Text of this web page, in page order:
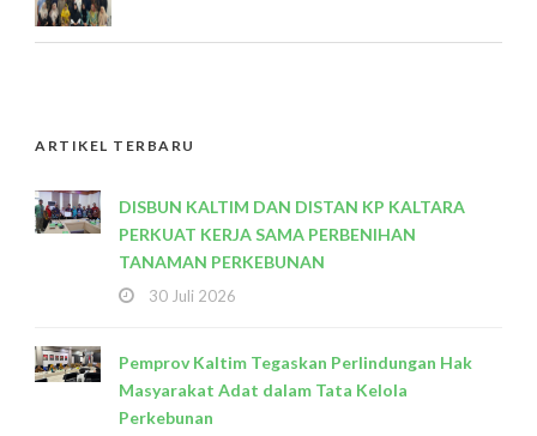
ARTIKEL TERBARU
DISBUN KALTIM DAN DISTAN KP KALTARA
PERKUAT KERJA SAMA PERBENIHAN
TANAMAN PERKEBUNAN
30 Juli 2026
Pemprov Kaltim Tegaskan Perlindungan Hak
Masyarakat Adat dalam Tata Kelola
Perkebunan